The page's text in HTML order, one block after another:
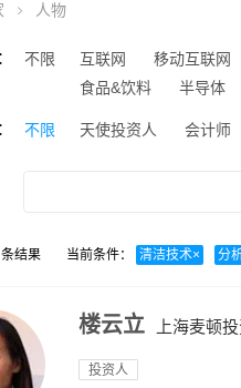
人物
不限 互联网 移动互联网
食品&饮料
半导体
不限 天使投资人 会计师
条结果 当前条件： 清洁技术× 分
楼云立 上海麦顿
投资人